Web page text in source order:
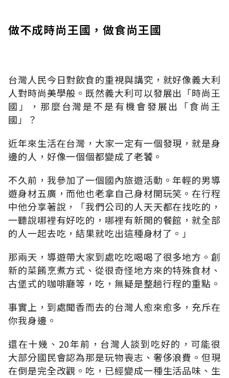
做不成時尚王國，做食尚王國
台灣人民今日對飲食的重視與講究，就好像義大利
人對時尚美學般。既然義大利可以發展出「時尚王
國」，那麼台灣是不是有機會發展出「食尚王
國」？
近年來生活在台灣，大家一定有一個發現，就是身
邊的人，好像一個個都變成了老饕。
不久前，我參加了一個國內旅遊活動。年輕的男導
遊身材五廣，而他也老拿自己身材開玩笑。在行程
中他分享著說，「我們公司的人天天都在找吃的，
一聽說哪裡有好吃的，哪裡有新開的餐館，就全部
的人一起去吃，結果就吃出這種身材了。」
那兩天，導遊帶大家到處吃吃喝喝了很多地方。創
新的菜餚烹煮方式、從很奇怪地方來的特殊食材、
古堡式的咖啡廳等，吃，無疑是整趟行程的重點。
事實上，到處聞香而去的台灣人愈來愈多，充斥在
你我身邊。
還在十幾、20年前，台灣人談到吃好的，可能很
大部分國民會認為那是玩物喪志、奢侈浪費。但現
在倒是完全改觀。吃，已經變成一種生活品味、生